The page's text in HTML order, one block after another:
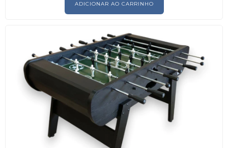
ADICIONAR AO CARRINHO